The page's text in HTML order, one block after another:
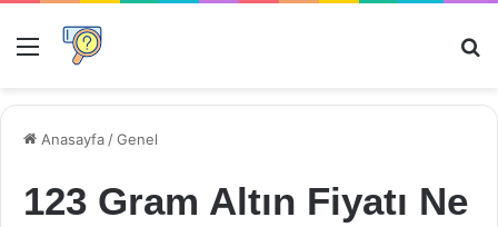
Menü
Anasayfa /Genel
123 Gram Altın Fiyatı Ne